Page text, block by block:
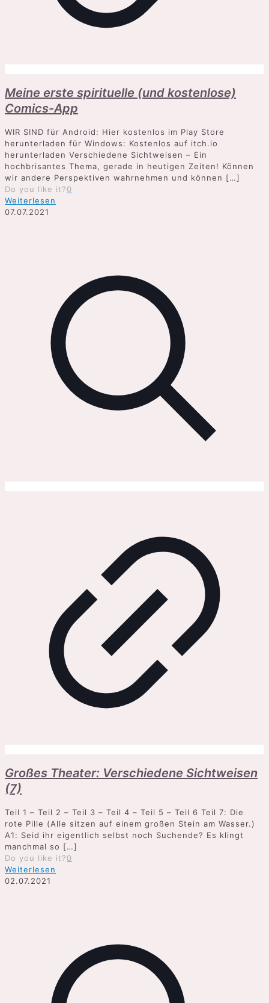
Meine erste spirituelle (und kostenlose)
Comics-App
WIR SIND für Android: Hier kostenlos im Play Store
herunterladen für Windows: Kostenlos auf itch.io
herunterladen Verschiedene Sichtweisen – Ein
hochbrisantes Thema, gerade in heutigen Zeiten! Können
wir andere Perspektiven wahrnehmen und können […]
Do you like it?0
Weiterlesen
07.07.2021
Großes Theater: Verschiedene Sichtweisen
(7)
Teil 1 – Teil 2 – Teil 3 – Teil 4 – Teil 5 – Teil 6 Teil 7: Die
rote Pille (Alle sitzen auf einem großen Stein am Wasser.)
A1: Seid ihr eigentlich selbst noch Suchende? Es klingt
manchmal so […]
Do you like it?0
Weiterlesen
02.07.2021